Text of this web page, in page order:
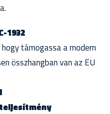
1932
támogassa a modern
összhangban van az EU